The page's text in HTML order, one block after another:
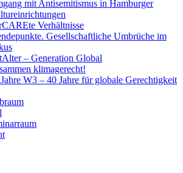
mit Antisemitismus in Hamburger
Verhältnisse
Gesellschaftliche Umbrüche im
– Generation Global
klimagerecht!
W3 – 40 Jahre für globale Gerechtigkeit